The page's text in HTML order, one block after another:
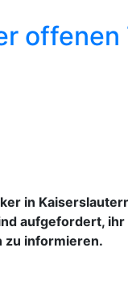
offenen
in
aufgefordert,
zu informieren.